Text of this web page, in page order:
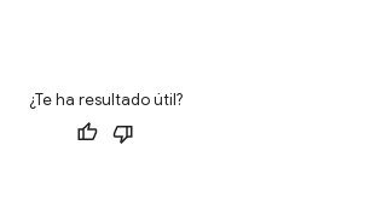
¿Te ha resultado útil?